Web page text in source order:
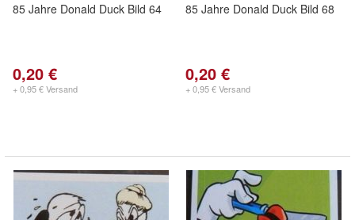
85 Jahre Donald Duck Bild 64
0,20 €
+ 0,95 € Versand
85 Jahre Donald Duck Bild 68
0,20 €
+ 0,95 € Versand